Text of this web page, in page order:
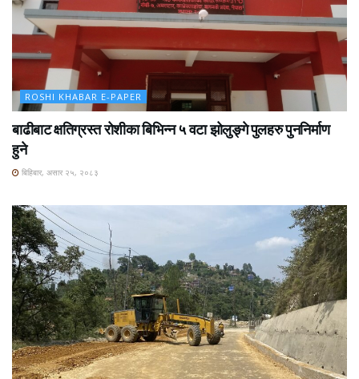
ROSHI KHABAR E-PAPER
बाढीबाट क्षतिग्रस्त रोशीका बिभिन्न ५ वटा झोलुङ्गे पुलहरु पुननिर्माण
हुने
बिहिबार, असार २५, २०८३